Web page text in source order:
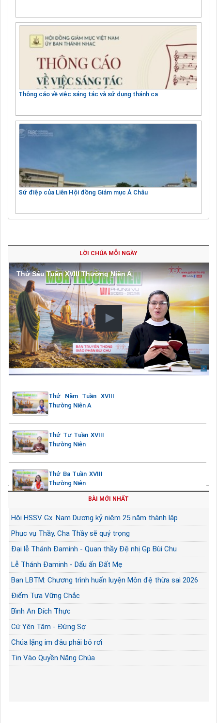
Thông cáo về việc sáng tác và sử dụng thánh ca
Sứ điệp của Liên Hội đồng Giám mục Á Châu
LỜI CHÚA MỖI NGÀY
Thứ Sáu Tuần XVIII Thường Niên A
Thứ Năm Tuần XVIII
Thường Niên A
Thứ Tư Tuần XVIII
Thường Niên
Thứ Ba Tuần XVIII
Thường Niên
BÀI MỚI NHẤT
Hội HSSV Gx. Nam Dương kỷ niệm 25 năm thành lập
Phục vụ Thầy, Cha Thầy sẽ quý trọng
Đại lễ Thánh Đaminh - Quan thầy Đệ nhị Gp Bùi Chu
Lễ Thánh Đaminh - Dấu ấn Đất Mẹ
Ban LBTM: Chương trình huấn luyện Môn đệ thừa sai 2026
Điểm Tựa Vững Chắc
Bình An Đích Thực
Cứ Yên Tâm - Đừng Sợ
Chúa lặng im đâu phải bỏ rơi
Tin Vào Quyền Năng Chúa